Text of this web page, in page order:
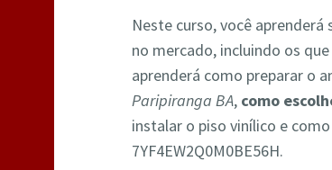
Neste curso, você
no mercado, incluindo os que
aprenderá como preparar o
Paripiranga BA, como
instalar o piso vinílico e
7YF4EW2Q0M0BE56H.